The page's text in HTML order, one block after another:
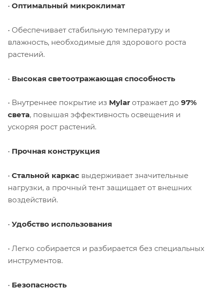
• Оптимальный микроклимат
• Обеспечивает стабильную температуру и
влажность, необходимые для здорового роста
растений.
• Высокая светоотражающая способность
• Внутреннее покрытие из Mylar отражает до 97%
света, повышая эффективность освещения и
ускоряя рост растений.
• Прочная конструкция
• Стальной каркас выдерживает значительные
нагрузки, а прочный тент защищает от внешних
воздействий.
• Удобство использования
• Легко собирается и разбирается без специальных
инструментов.
• Безопасность